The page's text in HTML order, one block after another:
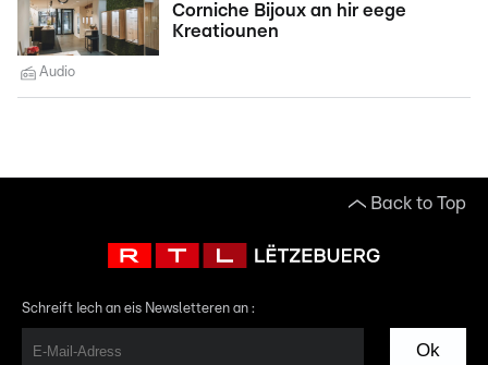
Corniche Bijoux an hir eege
Kreatiounen
Audio
Back to Top
Schreift Iech an eis Newsletteren an :
Ok